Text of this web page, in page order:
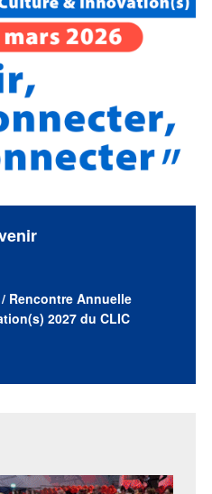
/ Rencontre Annuelle
2027 du CLIC